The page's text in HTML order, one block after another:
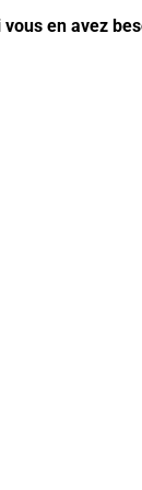
en avez